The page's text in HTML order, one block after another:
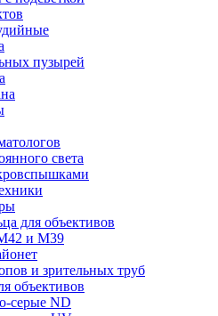
пузырей
света
для объективов
и М39
и зрительных труб
объективов
серые ND